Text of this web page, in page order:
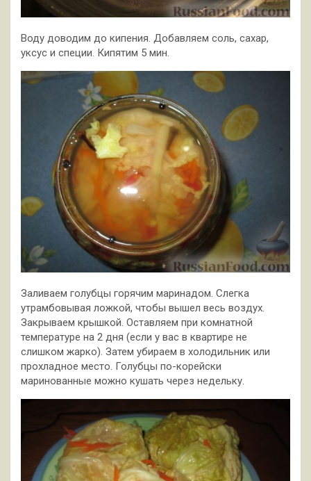
Воду доводим до кипения. Добавляем соль, сахар,
уксус и специи. Кипятим 5 мин.
Заливаем голубцы горячим маринадом. Слегка
утрамбовывая ложкой, чтобы вышел весь воздух.
Закрываем крышкой. Оставляем при комнатной
температуре на 2 дня (если у вас в квартире не
слишком жарко). Затем убираем в холодильник или
прохладное место. Голубцы по-корейски
маринованные можно кушать через недельку.